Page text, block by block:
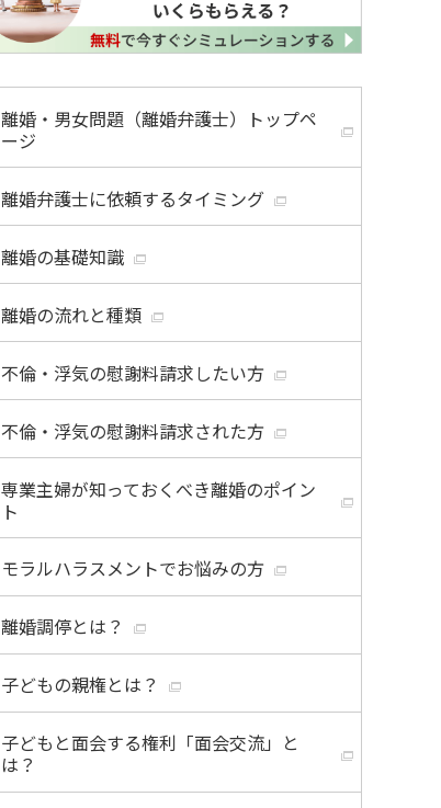
離婚・男女問題（離婚弁護士）トップペ
ージ
離婚弁護士に依頼するタイミング
離婚の基礎知識
離婚の流れと種類
不倫・浮気の慰謝料請求したい方
不倫・浮気の慰謝料請求された方
専業主婦が知っておくべき離婚のポイン
ト
モラルハラスメントでお悩みの方
離婚調停とは？
子どもの親権とは？
子どもと面会する権利「面会交流」と
は？